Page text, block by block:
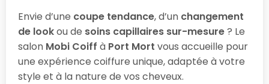
Envie d’une coupe tendance, d’un changement
de lookou de soins capillaires sur-mesure? Le
salon Mobi Coiff à Port Mort vous accueille pour
une expérience coiffure unique, adaptée à votre
style et à la nature de vos cheveux.